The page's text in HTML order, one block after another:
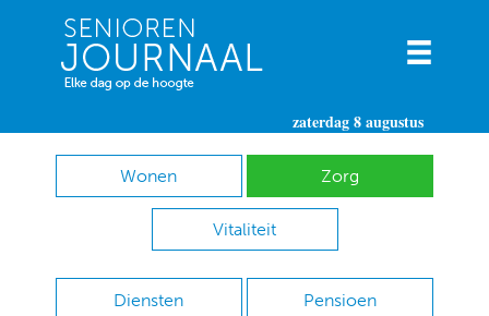
zaterdag 8 augustus
Wonen Zorg
Vitaliteit
Diensten Pensioen